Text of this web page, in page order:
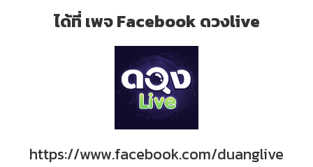
ได้ที่ เพจ Facebook ดวงlive
https://www.facebook.com/duanglive